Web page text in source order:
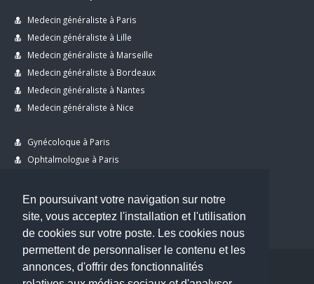
En poursuivant votre navigation sur notre
site, vous acceptez l'installation et l'utilisation
de cookies sur votre poste. Les cookies nous
permettent de personnaliser le contenu et les
annonces, d'offrir des fonctionnalités
Medecin généraliste à Paris
Medecin généraliste à Lille
Medecin généraliste à Marseille
Medecin généraliste à Bordeaux
Medecin généraliste à Nantes
Medecin généraliste à Nice
Gynécoloque à Paris
Ophtalmologue à Paris
Dentiste à Paris
Copyright © 2026 . All Rights Reserved.